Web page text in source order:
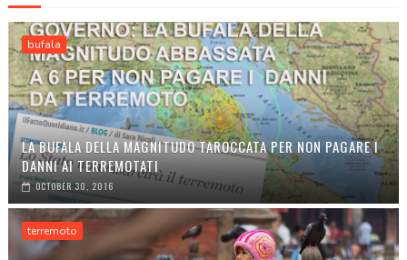
bufala
LA BUFALA DELLA MAGNITUDO TAROCCATA PER NON PAGARE I
DANNI AI TERREMOTATI
OCTOBER 30, 2016
terremoto